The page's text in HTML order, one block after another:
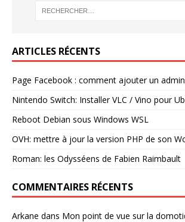
ARTICLES RÉCENTS
Page Facebook : comment ajouter un
Nintendo Switch: Installer VLC / Vino pour
Reboot Debian sous Windows WSL
OVH: mettre à jour la version PHP de son
Roman: les Odysséens de Fabien Raimbault
COMMENTAIRES RÉCENTS
Arkane dans Mon point de vue sur la